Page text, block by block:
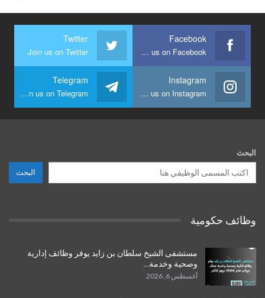
Facebook
Join us on Facebook
Twitter
Join us on Twitter
Instagram
Join us on Instagram
Telegram
Join us on Telegram
البحث
البحث
وظائف حكومية
مستشفى الشيخ سلطان بن زايد يوفر وظائف إدارية
وصحية وخدمة…
أغسطس 6, 2026